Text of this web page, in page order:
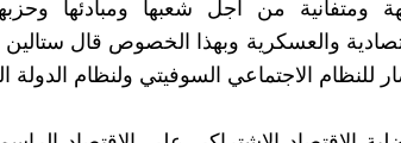
ومتفانية من اجل شعبها ومبادئها
والعسكرية وبهذا الخصوص قال ستالين
للنظام الاجتماعي السوفيتي ولنظام الدولة